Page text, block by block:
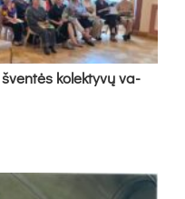
ko­lek­ty­vų va­